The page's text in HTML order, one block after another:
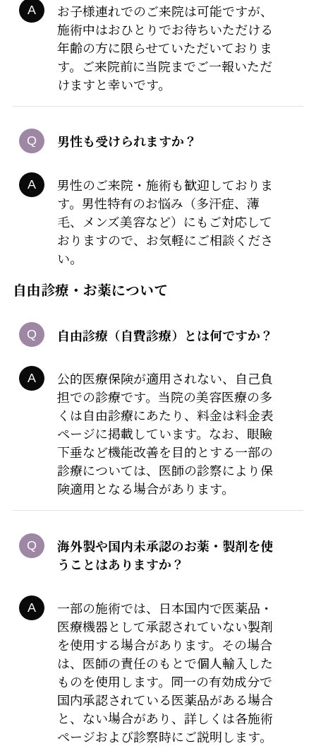
お子様連れでのご来院は可能ですが、
施術中はおひとりでお待ちいただける
年齢の方に限らせていただいておりま
す。ご来院前に当院までご一報いただ
けますと幸いです。
男性も受けられますか？
男性のご来院・施術も歓迎しておりま
す。男性特有のお悩み（多汗症、薄
毛、メンズ美容など）にもご対応して
おりますので、お気軽にご相談くださ
い。
自由診療・お薬について
自由診療（自費診療）とは何ですか？
公的医療保険が適用されない、自己負
担での診療です。当院の美容医療の多
くは自由診療にあたり、料金は料金表
ページに掲載しています。なお、眼瞼
下垂など機能改善を目的とする一部の
診療については、医師の診察により保
険適用となる場合があります。
海外製や国内未承認のお薬・製剤を使
うことはありますか？
一部の施術では、日本国内で医薬品・
医療機器として承認されていない製剤
を使用する場合があります。その場合
は、医師の責任のもとで個人輸入した
ものを使用します。同一の有効成分で
国内承認されている医薬品がある場合
と、ない場合があり、詳しくは各施術
ページおよび診察時にご説明します。